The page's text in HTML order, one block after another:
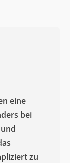
eine
bei
zu